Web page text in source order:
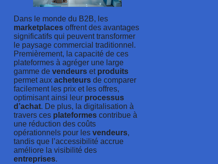
Dans le monde du B2B, les
marketplaces offrent des avantages
significatifs qui peuvent transformer
le paysage commercial traditionnel.
Premièrement, la capacité de ces
plateformes à agréger une large
gamme de vendeurs et produits
permet aux acheteurs de comparer
facilement les prix et les offres,
optimisant ainsi leur processus
d’achat. De plus, la digitalisation à
travers ces plateformes contribue à
une réduction des coûts
opérationnels pour les vendeurs,
tandis que l’accessibilité accrue
améliore la visibilité des
entreprises.